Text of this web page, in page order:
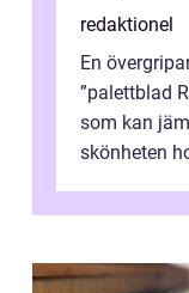
redaktionel
En
”palettblad
som kan
skönheten